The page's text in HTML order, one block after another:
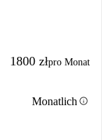
1800 złpro Monat
Monatlich info